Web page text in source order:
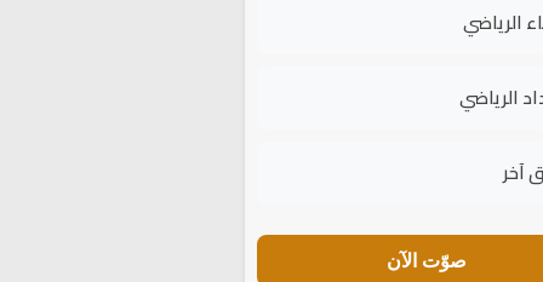
الرياضي
الرياضي
آخر
صوّت الآن